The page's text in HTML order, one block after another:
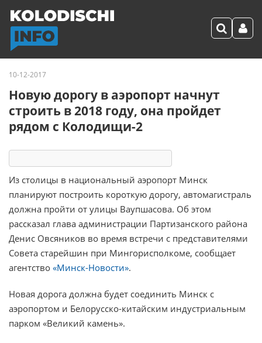
10-12-2017
Новую дорогу в аэропорт начнут
строить в 2018 году, она пройдет
рядом с Колодищи-2
Из столицы в национальный аэропорт Минск
планируют построить короткую дорогу, автомагистраль
должна пройти от улицы Ваупшасова. Об этом
рассказал глава администрации Партизанского района
Денис Овсяников во время встречи с представителями
Совета старейшин при Мингорисполкоме, сообщает
агентство «Минск-Новости».
Новая дорога должна будет соединить Минск с
аэропортом и Белорусско-китайским индустриальным
парком «Великий камень».